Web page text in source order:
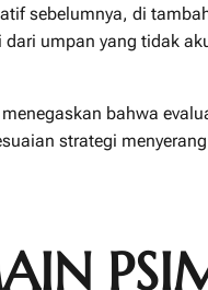
sebelumnya, di
umpan yang tidak
bahwa
strategi